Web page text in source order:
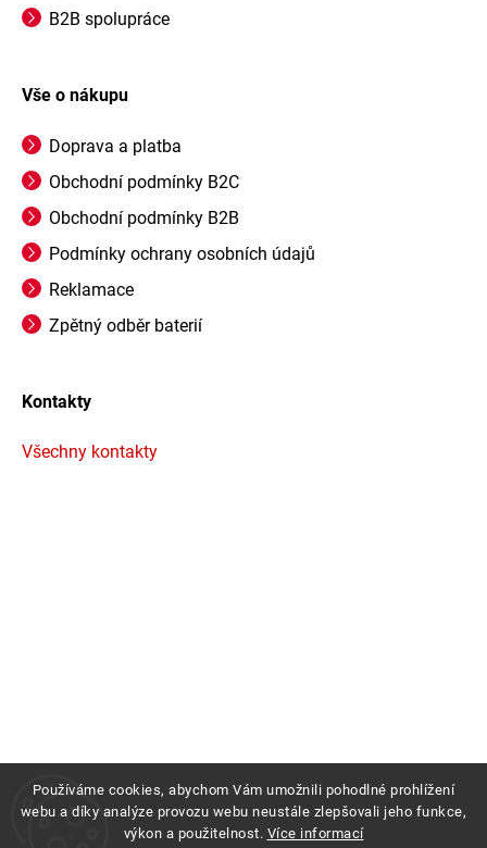
Používáme cookies, abychom Vám umožnili pohodlné prohlížení
webu a díky analýze provozu webu neustále zlepšovali jeho funkce,
výkon a použitelnost. Více informací
B2B spolupráce
Vše o nákupu
Doprava a platba
Obchodní podmínky B2C
Obchodní podmínky B2B
Podmínky ochrany osobních údajů
Reklamace
Zpětný odběr baterií
Kontakty
Všechny kontakty